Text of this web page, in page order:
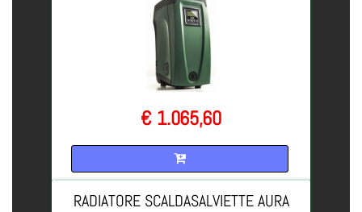
€ 1.065,60
RADIATORE SCALDASALVIETTE AURA